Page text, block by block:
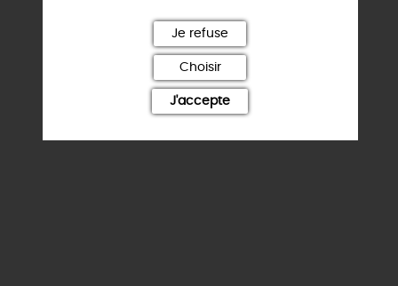
Je refuse
Choisir
J'accepte